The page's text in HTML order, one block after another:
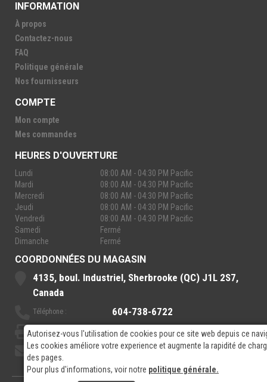
Autorisez-vous l'utilisation de cookies pour ce site web depuis ce
Les cookies améliore votre experience et augmente la rapidité de
des pages.
Pour plus d'informations, voir notre politique générale.
INFORMATION
À propos
Contactez-nous
FAQ
Politique générale
Nos fournisseurs
COMPTE
Mon compte
Mes commandes
HEURES D'OUVERTURE
Lundi
08:00 AM - 04:30 PM Pacific
Mardi
08:00 AM - 04:30 PM Pacific
Mercredi
08:00 AM - 04:30 PM Pacific
Jeudi
08:00 AM - 04:30 PM Pacific
Vendredi
08:00 AM - 04:30 PM Pacific
Samedi
Fermé
Dimanche
Fermé
COORDONNÉES DU MAGASIN
4135, boul. Industriel, Sherbrooke (QC) J1L 2S7,
Canada
Téléphone : 604-738-6722
Sans-Frais : 888-921-7770
Courriel: sales@rpelectronics.com